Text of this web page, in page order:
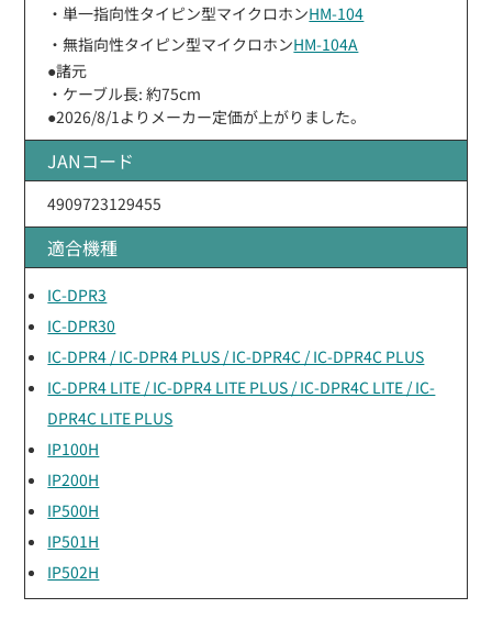
・単一指向性タイピン型マイクロホンHM-104
・無指向性タイピン型マイクロホンHM-104A
●諸元
・ケーブル長: 約75cm
●2026/8/1よりメーカー定価が上がりました。
JANコード
4909723129455
適合機種
IC-DPR3
IC-DPR30
IC-DPR4 / IC-DPR4 PLUS / IC-DPR4C / IC-DPR4C PLUS
IC-DPR4 LITE / IC-DPR4 LITE PLUS / IC-DPR4C LITE / IC-
DPR4C LITE PLUS
IP100H
IP200H
IP500H
IP501H
IP502H